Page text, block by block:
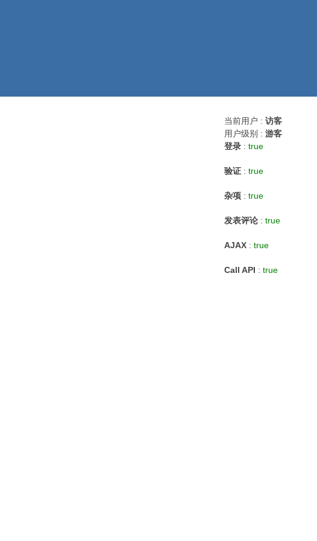
当前用户 : 访客
用户级别 : 游客
登录 : true
验证 : true
杂项 : true
发表评论 : true
AJAX : true
Call API : true